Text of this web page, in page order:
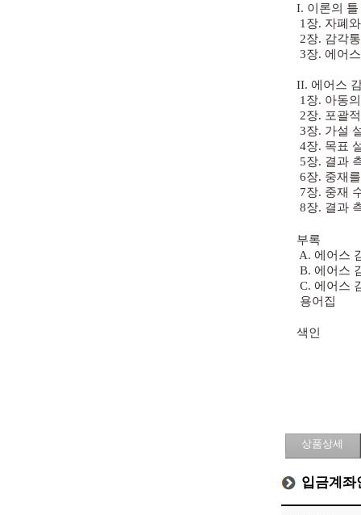
I. 이론의 틀
1장. 자폐
2장. 감각
3장. 에어
II. 에어스
1장. 아동
2장. 포괄
3장. 가설
4장. 목표
5장. 결과
6장. 중재
7장. 중재
8장. 결과
부록
A. 에어스
B. 에어스
C. 에어스
용어집
색인
상품상세
입금계좌